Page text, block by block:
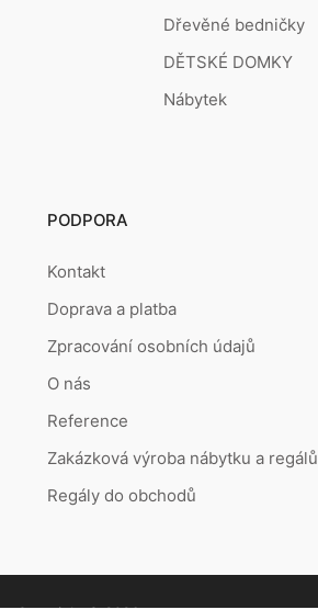
Dřevěné bedničky
DĚTSKÉ DOMKY
Nábytek
PODPORA
Kontakt
Doprava a platba
Zpracování osobních údajů
O nás
Reference
Zakázková výroba nábytku a regálů
Regály do obchodů